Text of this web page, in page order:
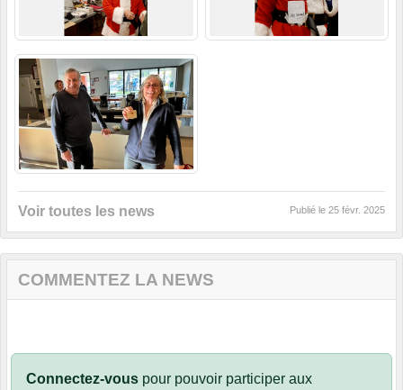
Voir toutes les news Publié le 25 févr. 2025
COMMENTEZ LA NEWS
Connectez-vous pour pouvoir participer aux